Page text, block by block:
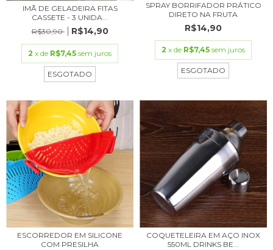
IMÃ DE GELADEIRA FITAS
CASSETE - 3 UNIDA...
R$30,90
R$14,90
2 x de R$7,45 sem juros
ESGOTADO
SPRAY BORRIFADOR PRÁTICO
DIRETO NA FRUTA
R$14,90
2 x de R$7,45 sem juros
ESGOTADO
ESCORREDOR EM SILICONE
COM PRESILHA
COQUETELEIRA EM AÇO INOX
550ML DRINKS BE...